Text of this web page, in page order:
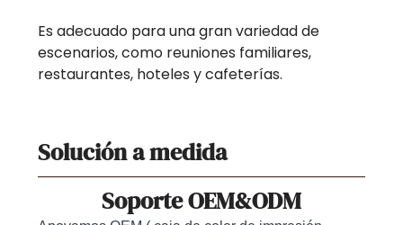
Es adecuado para una gran variedad de
escenarios, como reuniones familiares,
restaurantes, hoteles y cafeterías.
Solución a medida
Soporte OEM&ODM